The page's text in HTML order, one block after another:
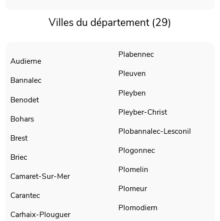
Villes du département (29)
Audierne
Bannalec
Benodet
Bohars
Brest
Briec
Camaret-Sur-Mer
Carantec
Carhaix-Plouguer
Plabennec
Pleuven
Pleyben
Pleyber-Christ
Plobannalec-Lesconil
Plogonnec
Plomelin
Plomeur
Plomodiern